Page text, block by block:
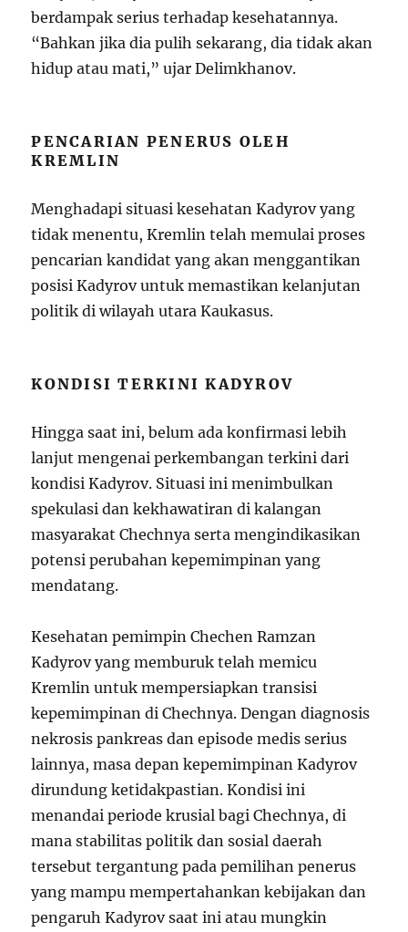
berdampak serius terhadap kesehatannya.
“Bahkan jika dia pulih sekarang, dia tidak akan
hidup atau mati,” ujar Delimkhanov.
PENCARIAN PENERUS OLEH
KREMLIN
Menghadapi situasi kesehatan Kadyrov yang
tidak menentu, Kremlin telah memulai proses
pencarian kandidat yang akan menggantikan
posisi Kadyrov untuk memastikan kelanjutan
politik di wilayah utara Kaukasus.
KONDISI TERKINI KADYROV
Hingga saat ini, belum ada konfirmasi lebih
lanjut mengenai perkembangan terkini dari
kondisi Kadyrov. Situasi ini menimbulkan
spekulasi dan kekhawatiran di kalangan
masyarakat Chechnya serta mengindikasikan
potensi perubahan kepemimpinan yang
mendatang.
Kesehatan pemimpin Chechen Ramzan
Kadyrov yang memburuk telah memicu
Kremlin untuk mempersiapkan transisi
kepemimpinan di Chechnya. Dengan diagnosis
nekrosis pankreas dan episode medis serius
lainnya, masa depan kepemimpinan Kadyrov
dirundung ketidakpastian. Kondisi ini
menandai periode krusial bagi Chechnya, di
mana stabilitas politik dan sosial daerah
tersebut tergantung pada pemilihan penerus
yang mampu mempertahankan kebijakan dan
pengaruh Kadyrov saat ini atau mungkin